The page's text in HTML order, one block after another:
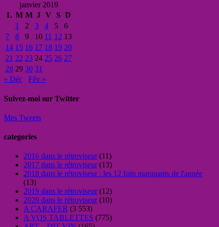
janvier 2019
L M M J V S D
1
2 3 4 5
6
7
8 9 10 11 12 13
14 15 16 17 18 19 20
21 22 23 24 25 26 27
28 29 30 31
« Déc
Fév »
Suivez-moi sur Twitter
Mes Tweets
categories
2016 dans le rétroviseur(11)
2017 dans le rétroviseur(13)
2018 dans le rétroviseur : les 12 faits marquants de l'année
(13)
2019 dans le rétroviseur(12)
2020 dans le rétroviseur(10)
A CARAFER (3 553)
A VOS TABLETTES (775)